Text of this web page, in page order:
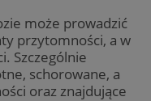
może prowadzić
przytomności, a w
Szczególnie
schorowane, a
oraz znajdujące